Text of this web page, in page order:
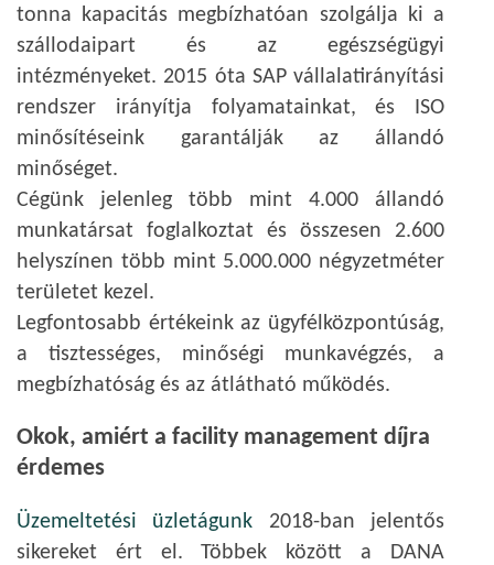
tonna kapacitás megbízhatóan szolgálja ki a
szállodaipart és az egészségügyi
intézményeket. 2015 óta SAP vállalatirányítási
rendszer irányítja folyamatainkat, és ISO
minősítéseink garantálják az állandó
minőséget.
Cégünk jelenleg több mint 4.000 állandó
munkatársat foglalkoztat és összesen 2.600
helyszínen több mint 5.000.000 négyzetméter
területet kezel.
Legfontosabb értékeink az ügyfélközpontúság,
a tisztességes, minőségi munkavégzés, a
megbízhatóság és az átlátható működés.
Okok, amiért a facility management díjra
érdemes
Üzemeltetési üzletágunk 2018-ban jelentős
sikereket ért el. Többek között a DANA